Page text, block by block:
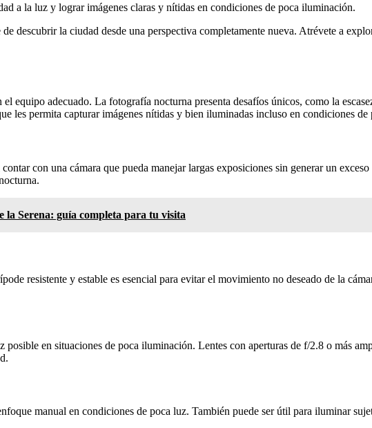
a la luz y lograr imágenes claras y nítidas en condiciones de poca iluminación.
descubrir la ciudad desde una perspectiva completamente nueva. Atrévete a
equipo adecuado. La fotografía nocturna presenta desafíos únicos, como la
les permita capturar imágenes nítidas y bien iluminadas incluso en condiciones de
con una cámara que pueda manejar largas exposiciones sin generar un
la Serena: guía completa para tu visita
resistente y estable es esencial para evitar el movimiento no deseado de la
en situaciones de poca iluminación. Lentes con aperturas de f/2.8 o más
manual en condiciones de poca luz. También puede ser útil para iluminar